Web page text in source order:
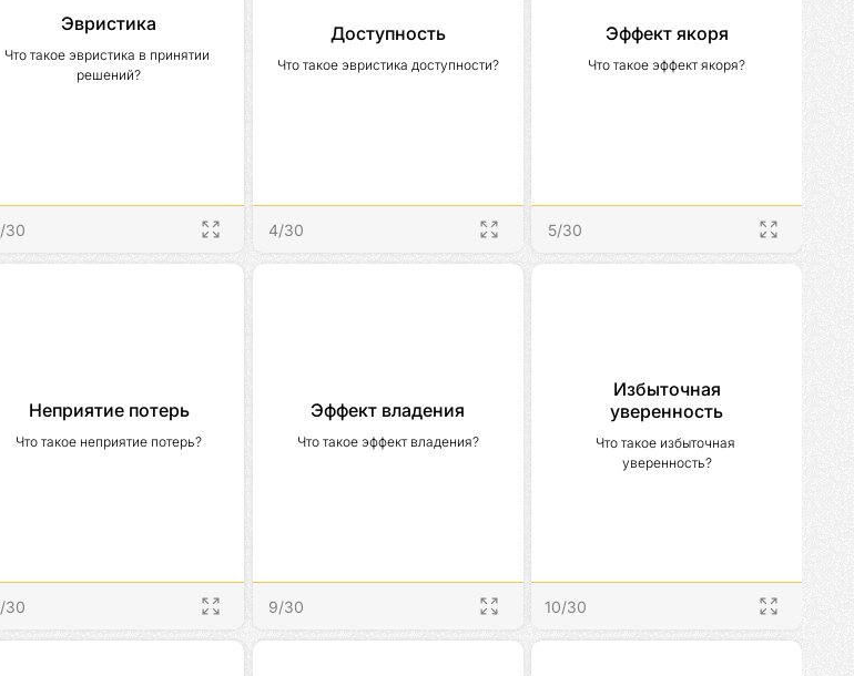
Эвристика
Что такое эвристика в принятии
решений?
/30
Доступность
Что такое эвристика доступности?
4/30
Эффект якоря
Что такое эффект якоря?
5/30
Неприятие потерь
Что такое неприятие потерь?
/30
Эффект владения
Что такое эффект владения?
9/30
Избыточная
уверенность
Что такое избыточная
уверенность?
10/30